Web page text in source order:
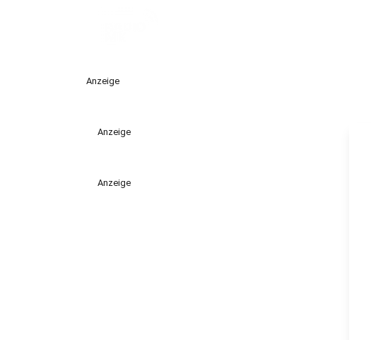
Anzeige
Anzeige
Anzeige